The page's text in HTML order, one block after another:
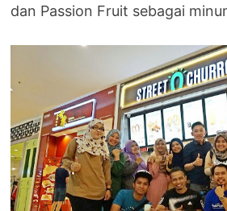
dan Passion Fruit sebagai